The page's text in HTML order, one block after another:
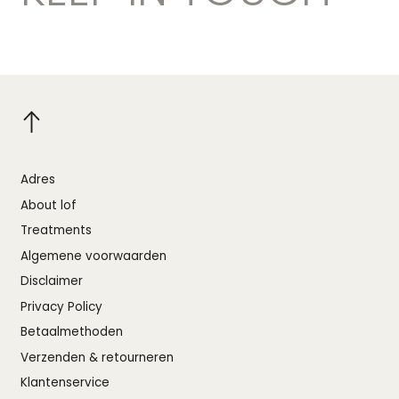
Adres
About lof
Treatments
Algemene voorwaarden
Disclaimer
Privacy Policy
Betaalmethoden
Verzenden & retourneren
Klantenservice